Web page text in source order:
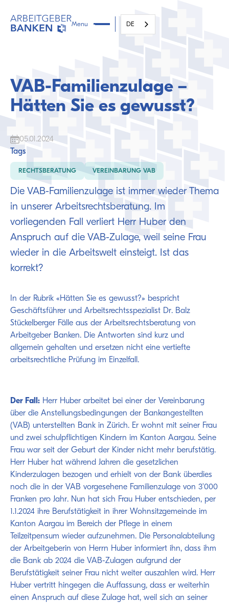
Menu DE
VAB-Familienzulage –
Hätten Sie es gewusst?
05.01.2024
Die VAB-Familienzulage ist immer wieder Thema
in unserer Arbeitsrechtsberatung. Im
vorliegenden Fall verliert Herr Huber den
Anspruch auf die VAB-Zulage, weil seine Frau
wieder in die Arbeitswelt einsteigt. Ist das
korrekt?
In der Rubrik «Hätten Sie es gewusst?» bespricht
Geschäftsführer und Arbeitsrechtsspezialist Dr. Balz
Stückelberger Fälle aus der Arbeitsrechtsberatung von
Arbeitgeber Banken. Die Antworten sind kurz und
allgemein gehalten und ersetzen nicht eine vertiefte
arbeitsrechtliche Prüfung im Einzelfall.
Der Fall: Herr Huber arbeitet bei einer der Vereinbarung
über die Anstellungsbedingungen der Bankangestellten
(VAB) unterstellten Bank in Zürich. Er wohnt mit seiner Frau
und zwei schulpflichtigen Kindern im Kanton Aargau. Seine
Frau war seit der Geburt der Kinder nicht mehr berufstätig.
Herr Huber hat während Jahren die gesetzlichen
Kinderzulagen bezogen und erhielt von der Bank überdies
noch die in der VAB vorgesehene Familienzulage von 3'000
Franken pro Jahr. Nun hat sich Frau Huber entschieden, per
1.1.2024 ihre Berufstätigkeit in ihrer Wohnsitzgemeinde im
Kanton Aargau im Bereich der Pflege in einem
Teilzeitpensum wieder aufzunehmen. Die Personalabteilung
der Arbeitgeberin von Herrn Huber informiert ihn, dass ihm
die Bank ab 2024 die VAB-Zulagen aufgrund der
Berufstätigkeit seiner Frau nicht weiter auszahlen wird. Herr
Huber vertritt hingegen die Auffassung, dass er weiterhin
einen Anspruch auf diese Zulage hat, weil sich an seiner
Tags
RECHTSBERATUNG VEREINBARUNG VAB